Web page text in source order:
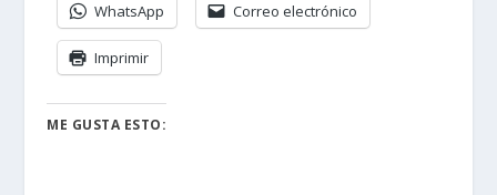
WhatsApp Correo electrónico
Imprimir
ME GUSTA ESTO: